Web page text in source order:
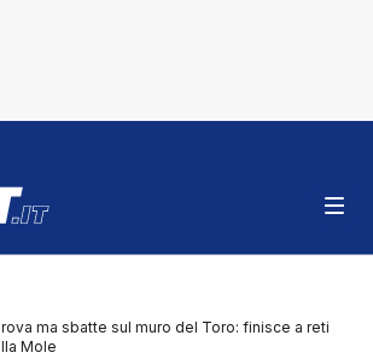
ma sbatte sul muro del Toro: finisce a reti
Mole